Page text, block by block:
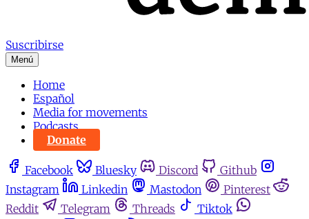
Suscribirse
Menú
Home
Español
Media for movements
Podcasts
Donate
Facebook Bluesky Discord
Github
Instagram
Linkedin Mastodon
Pinterest
Reddit
Telegram Threads
Tiktok